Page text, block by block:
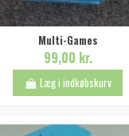
Multi-Games
99,00 kr.
Læg i indkøbskurv